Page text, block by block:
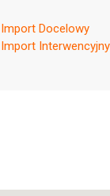
Import Docelowy
Import Interwencyjny